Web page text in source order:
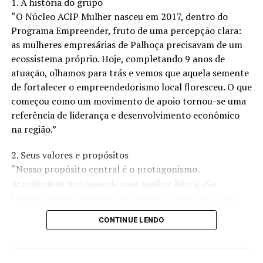
“O Núcleo ACIP Mulher nasceu em 2017, dentro do
Programa Empreender, fruto de uma percepção clara:
as mulheres empresárias de Palhoça precisavam de um
ecossistema próprio. Hoje, completando 9 anos de
atuação, olhamos para trás e vemos que aquela semente
de fortalecer o empreendedorismo local floresceu. O que
começou como um movimento de apoio tornou-se uma
referência de liderança e desenvolvimento econômico
na região.”
2. Seus valores e propósitos
“Nosso propósito central é o protagonismo.
Acreditamos que, quando uma mulher lidera, ela
comunidade. Nossos valores são pautados na
colaboração, na ética e no crescimento conjunto. Não
CONTINUE LENDO